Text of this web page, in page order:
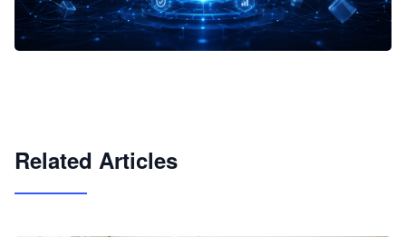
Related Articles